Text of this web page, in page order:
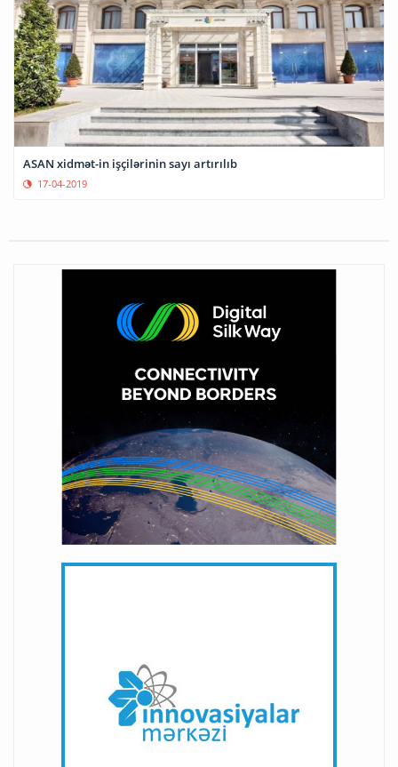
ASAN xidmət-in işçilərinin sayı artırılıb
17-04-2019